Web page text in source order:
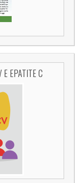
E EPATITE C